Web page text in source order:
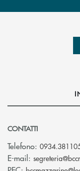
CONTATTI
Telefono:
E-mail: